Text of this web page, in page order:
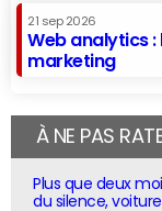
21 sep 2026
Web analytics
marketing
À NE PAS
Plus que deux
du silence,